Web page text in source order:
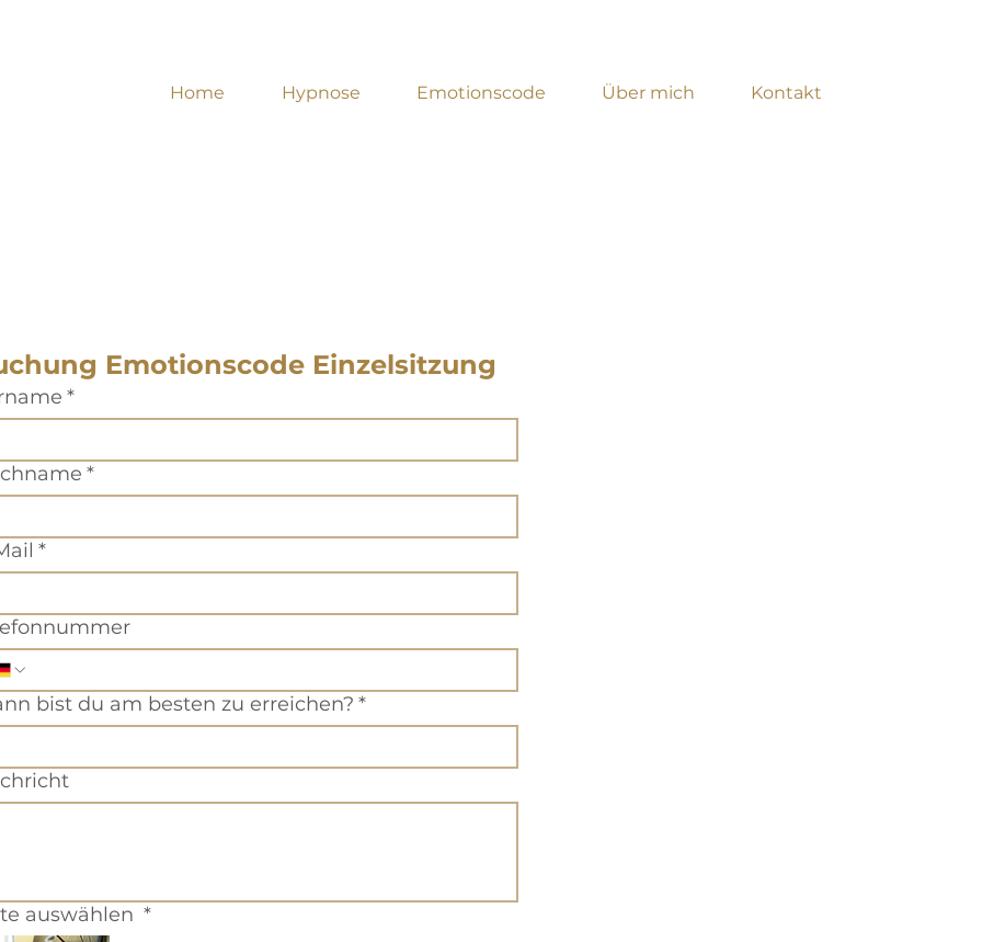
Home Hypnose Emotionscode Über mich Kontakt
Emotionscode Einzelsitzung
*
*
*
bist du am besten zu erreichen? *
auswählen *